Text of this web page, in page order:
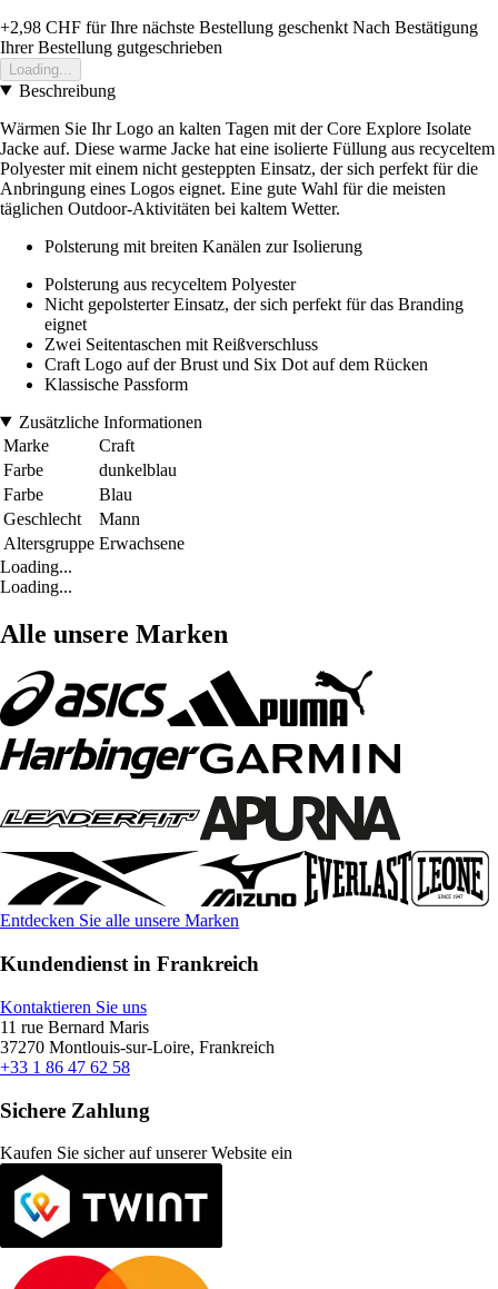
+2,98 CHF für Ihre nächste Bestellung geschenkt Nach Bestätigung
Ihrer Bestellung gutgeschrieben
Loading...
Beschreibung
Wärmen Sie Ihr Logo an kalten Tagen mit der Core Explore Isolate
Jacke auf. Diese warme Jacke hat eine isolierte Füllung aus recyceltem
Polyester mit einem nicht gesteppten Einsatz, der sich perfekt für die
Anbringung eines Logos eignet. Eine gute Wahl für die meisten
täglichen Outdoor-Aktivitäten bei kaltem Wetter.
Polsterung mit breiten Kanälen zur Isolierung
Polsterung aus recyceltem Polyester
Nicht gepolsterter Einsatz, der sich perfekt für das Branding
eignet
Zwei Seitentaschen mit Reißverschluss
Craft Logo auf der Brust und Six Dot auf dem Rücken
Klassische Passform
Zusätzliche Informationen
Marke
Craft
Farbe
dunkelblau
Farbe
Blau
Geschlecht
Mann
Altersgruppe Erwachsene
Loading...
Loading...
Alle unsere Marken
Entdecken Sie alle unsere Marken
Kundendienst in Frankreich
Kontaktieren Sie uns
11 rue Bernard Maris
37270 Montlouis-sur-Loire, Frankreich
+33 1 86 47 62 58
Sichere Zahlung
Kaufen Sie sicher auf unserer Website ein